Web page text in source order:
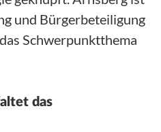
und Bürgerbeteiligung
Schwerpunktthema
das